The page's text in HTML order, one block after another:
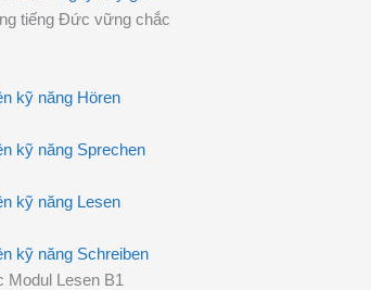
tiếng Đức vững chắc
kỹ năng Hören
kỹ năng Sprechen
kỹ năng Lesen
kỹ năng Schreiben
Modul Lesen B1